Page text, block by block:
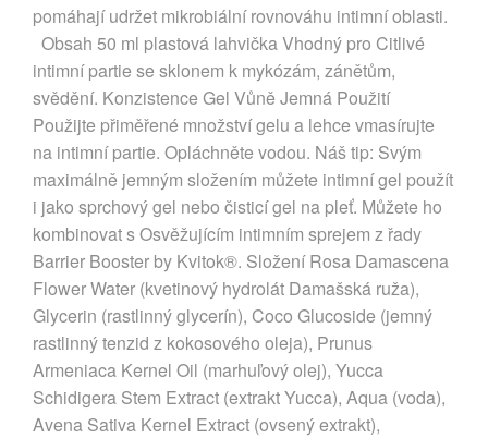
pomáhají udržet mikrobiální rovnováhu intimní oblasti.
Obsah 50 ml plastová lahvička Vhodný pro Citlivé
intimní partie se sklonem k mykózám, zánětům,
svědění. Konzistence Gel Vůně Jemná Použití
Použijte přiměřené množství gelu a lehce vmasírujte
na intimní partie. Opláchněte vodou. Náš tip: Svým
maximálně jemným složením můžete intimní gel použít
i jako sprchový gel nebo čisticí gel na pleť. Můžete ho
kombinovat s Osvěžujícím intimním sprejem z řady
Barrier Booster by Kvitok®. Složení Rosa Damascena
Flower Water (kvetinový hydrolát Damašská ruža),
Glycerin (rastlinný glycerín), Coco Glucoside (jemný
rastlinný tenzid z kokosového oleja), Prunus
Armeniaca Kernel Oil (marhuľový olej), Yucca
Schidigera Stem Extract (extrakt Yucca), Aqua (voda),
Avena Sativa Kernel Extract (ovsený extrakt),